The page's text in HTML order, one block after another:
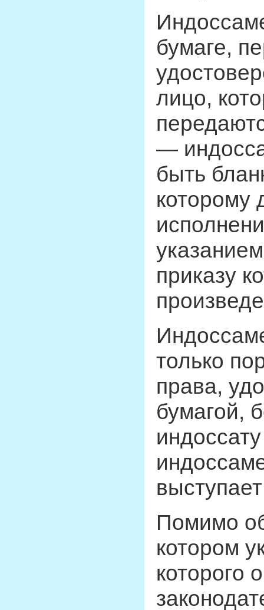
бумаге,
лицо,
—
быть
которому
приказу
только
права,
бумагой,
Помимо
котором
которого